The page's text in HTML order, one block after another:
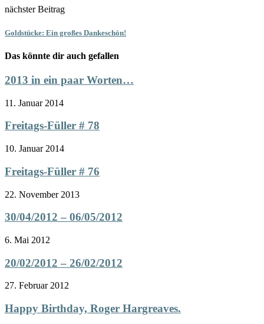
nächster Beitrag
Goldstücke: Ein großes Dankeschön!
Das könnte dir auch gefallen
2013 in ein paar Worten…
11. Januar 2014
Freitags-Füller # 78
10. Januar 2014
Freitags-Füller # 76
22. November 2013
30/04/2012 – 06/05/2012
6. Mai 2012
20/02/2012 – 26/02/2012
27. Februar 2012
Happy Birthday, Roger Hargreaves.